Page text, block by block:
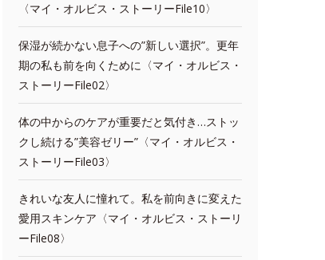
〈マイ・オルビス・ストーリーFile10〉
保湿が続かない息子への”新しい選択”。更年
期の私も前を向くために〈マイ・オルビス・
ストーリーFile02〉
体の中からのケアが重要だと気付き…ストッ
クし続ける”美容ゼリー”〈マイ・オルビス・
ストーリーFile03〉
きれいな友人に憧れて。私を前向きに変えた
愛用スキンケア〈マイ・オルビス・ストーリ
ーFile08〉